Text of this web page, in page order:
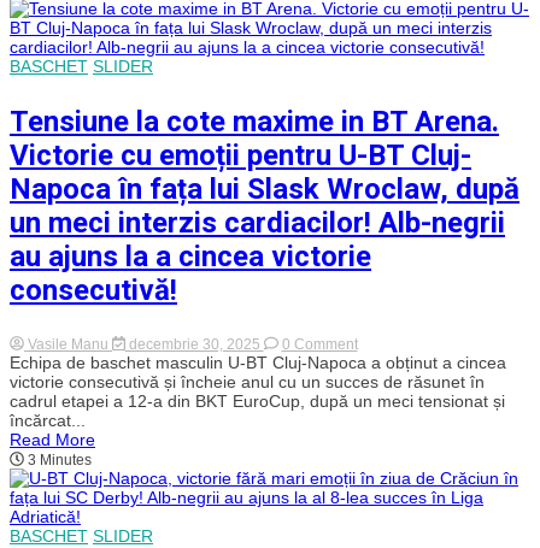
BASCHET SLIDER
Tensiune la cote maxime in BT Arena.
Victorie cu emoții pentru U-BT Cluj-
Napoca în fața lui Slask Wroclaw, după
un meci interzis cardiacilor! Alb-negrii
au ajuns la a cincea victorie
consecutivă!
Vasile Manu decembrie 30, 2025 0 Commenton
Tensiune
la
cote
maxime
Victorie
cu
emoții
Echipa de baschet masculin U-BT Cluj-Napoca a obținut a cincea
victorie consecutivă și încheie anul cu un succes de răsunet în
cadrul etapei a 12-a din BKT EuroCup, după un meci tensionat și
încărcat...
Read More
3 Minutes
BASCHET SLIDER